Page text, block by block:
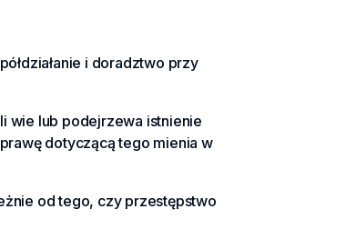
i doradztwo przy
wie lub podejrzewa istnienie
dotyczącą tego mienia w
od tego, czy przestępstwo